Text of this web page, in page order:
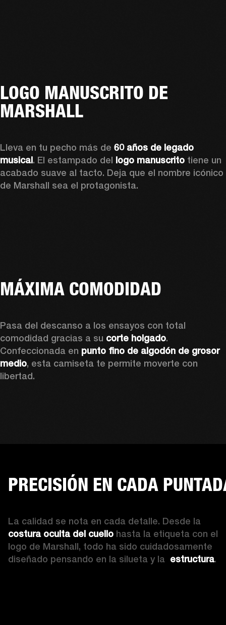
LOGO MANUSCRITO DE
MARSHALL
Lleva en tu pecho más de 60 años de legado
musical. El estampado del logo manuscrito tiene un
acabado suave al tacto. Deja que el nombre icónico
de Marshall sea el protagonista.
MÁXIMA COMODIDAD
Pasa del descanso a los ensayos con total
comodidad gracias a su corte holgado.
Confeccionada en punto fino de algodón de grosor
medio, esta camiseta te permite moverte con
libertad.
PRECISIÓN EN CADA
costura oculta del cuello hasta la etiqueta con el
logo de Marshall, todo ha sido cuidadosamente
diseñado pensando en la silueta y la estructura.